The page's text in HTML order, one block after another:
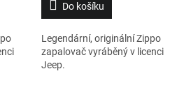
Do košíku
Legendární, originální Zippo
zapalovač vyráběný v licenci
Jeep.